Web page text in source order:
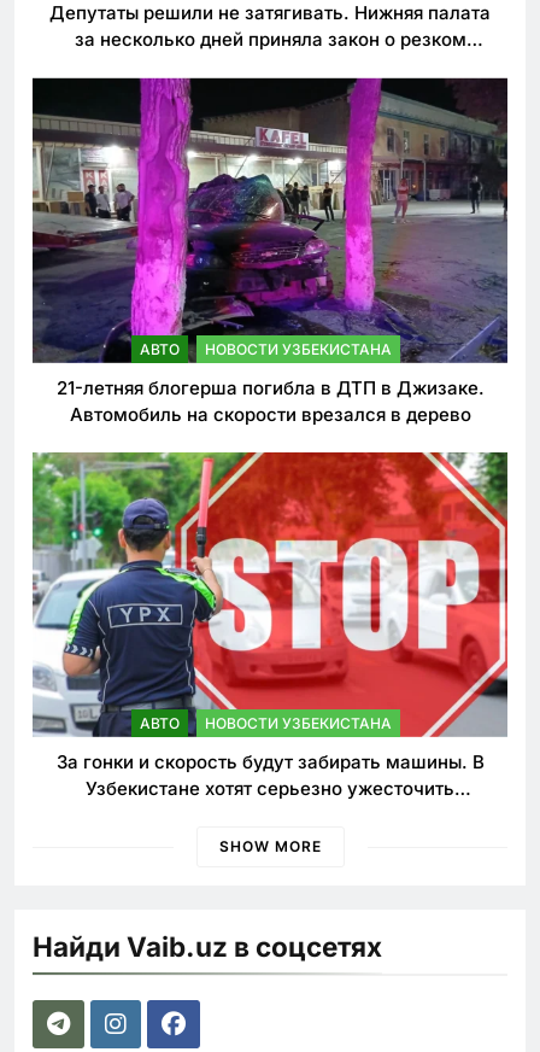
Депутаты решили не затягивать. Нижняя палата
за несколько дней приняла закон о резком
АВТО НОВОСТИ УЗБЕКИСТАНА
21-летняя блогерша погибла в ДТП в Джизаке.
Автомобиль на скорости врезался в дерево
АВТО НОВОСТИ УЗБЕКИСТАНА
За гонки и скорость будут забирать машины. В
Узбекистане хотят серьезно ужесточить
SHOW MORE
Найди Vaib.uz в соцсетях